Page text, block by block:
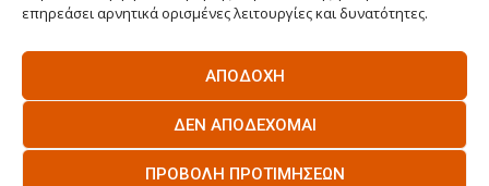
επηρεάσει αρνητικά ορισμένες λειτουργίες και δυνατότητες.
ΑΠΟΔΟΧΉ
ΔΕΝ ΑΠΟΔΈΧΟΜΑΙ
ΠΡΟΒΟΛΉ ΠΡΟΤΙΜΉΣΕΩΝ
CARGO TRUCK & VAN
ABOUT US